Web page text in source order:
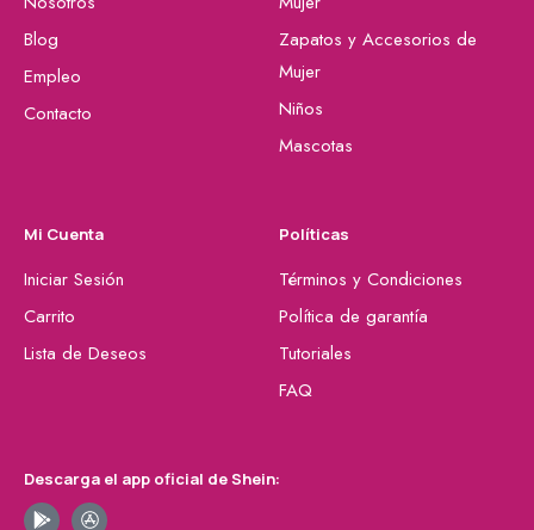
Blog
Empleo
Contacto
Zapatos y Accesorios de
Mujer
Niños
Mascotas
Mi Cuenta
Iniciar Sesión
Carrito
Lista de Deseos
Políticas
Términos y Condiciones
Política de garantía
Tutoriales
FAQ
Descarga el app oficial de Shein: